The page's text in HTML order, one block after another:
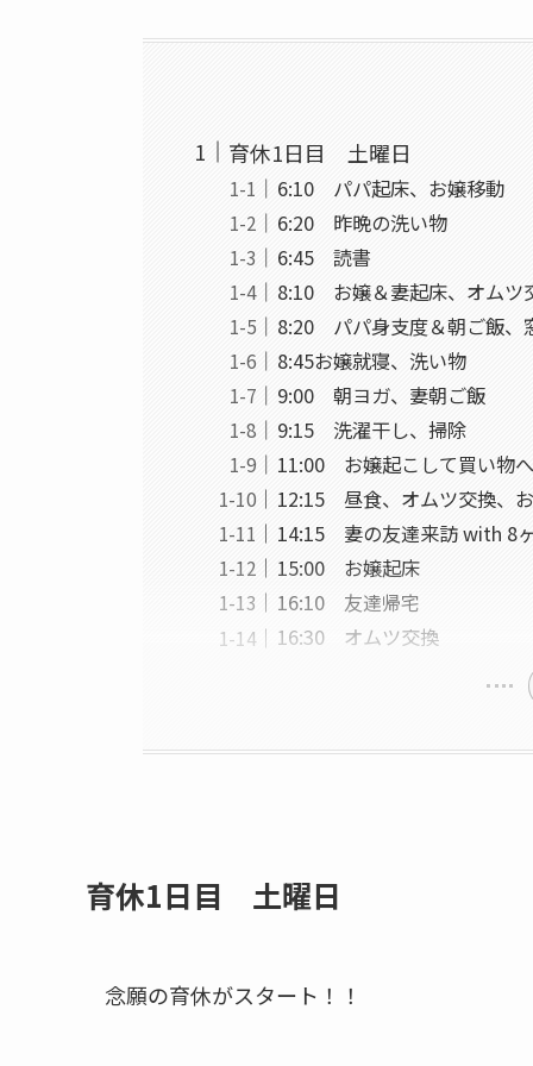
育休1日目 土曜日
6:10 パパ起床、お嬢移動
6:20 昨晩の洗い物
6:45 読書
8:10 お嬢＆妻起床、オムツ
8:20 パパ身支度＆朝ご飯、
8:45お嬢就寝、洗い物
9:00 朝ヨガ、妻朝ご飯
9:15 洗濯干し、掃除
11:00 お嬢起こして買い物へ
12:15 昼食、オムツ交換、
14:15 妻の友達来訪 with 8
15:00 お嬢起床
16:10 友達帰宅
16:30 オムツ交換
育休1日目 土曜日
念願の育休がスタート！！